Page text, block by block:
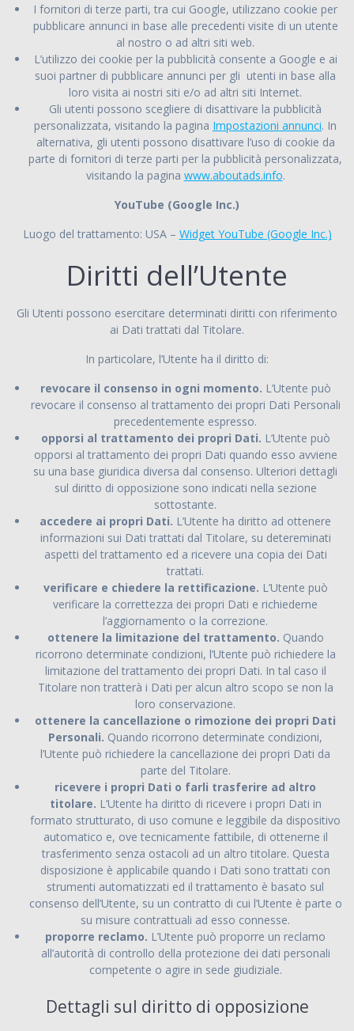
I fornitori di terze parti, tra cui Google, utilizzano cookie per
pubblicare annunci in base alle precedenti visite di un utente
al nostro o ad altri siti web.
L’utilizzo dei cookie per la pubblicità consente a Google e ai
suoi partner di pubblicare annunci per gli utenti in base alla
loro visita ai nostri siti e/o ad altri siti Internet.
Gli utenti possono scegliere di disattivare la pubblicità
personalizzata, visitando la pagina Impostazioni annunci. In
alternativa, gli utenti possono disattivare l’uso di cookie da
parte di fornitori di terze parti per la pubblicità personalizzata,
visitando la pagina www.aboutads.info.
YouTube (Google Inc.)
Luogo del trattamento: USA – Widget YouTube (Google Inc.)
Diritti dell’Utente
Gli Utenti possono esercitare determinati diritti con riferimento
ai Dati trattati dal Titolare.
In particolare, l’Utente ha il diritto di:
revocare il consenso in ogni momento. L’Utente può
revocare il consenso al trattamento dei propri Dati Personali
precedentemente espresso.
opporsi al trattamento dei propri Dati. L’Utente può
opporsi al trattamento dei propri Dati quando esso avviene
su una base giuridica diversa dal consenso. Ulteriori dettagli
sul diritto di opposizione sono indicati nella sezione
sottostante.
accedere ai propri Dati. L’Utente ha diritto ad ottenere
informazioni sui Dati trattati dal Titolare, su detereminati
aspetti del trattamento ed a ricevere una copia dei Dati
trattati.
verificare e chiedere la rettificazione. L’Utente può
verificare la correttezza dei propri Dati e richiederne
l’aggiornamento o la correzione.
ottenere la limitazione del trattamento. Quando
ricorrono determinate condizioni, l’Utente può richiedere la
limitazione del trattamento dei propri Dati. In tal caso il
Titolare non tratterà i Dati per alcun altro scopo se non la
loro conservazione.
ottenere la cancellazione o rimozione dei propri Dati
Personali. Quando ricorrono determinate condizioni,
l’Utente può richiedere la cancellazione dei propri Dati da
parte del Titolare.
ricevere i propri Dati o farli trasferire ad altro
titolare. L’Utente ha diritto di ricevere i propri Dati in
formato strutturato, di uso comune e leggibile da dispositivo
automatico e, ove tecnicamente fattibile, di ottenerne il
trasferimento senza ostacoli ad un altro titolare. Questa
disposizione è applicabile quando i Dati sono trattati con
strumenti automatizzati ed il trattamento è basato sul
consenso dell’Utente, su un contratto di cui l’Utente è parte o
su misure contrattuali ad esso connesse.
proporre reclamo. L’Utente può proporre un reclamo
all’autorità di controllo della protezione dei dati personali
competente o agire in sede giudiziale.
Dettagli sul diritto di opposizione